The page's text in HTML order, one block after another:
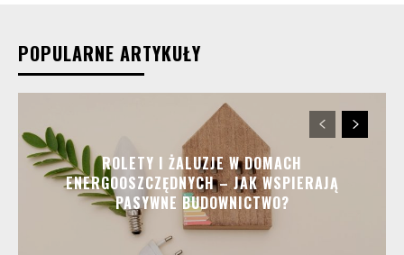
POPULARNE ARTYKUŁY
ROLETY I ŻALUZJE W DOMACH
ENERGOOSZCZĘDNYCH – JAK WSPIERAJĄ
PASYWNE BUDOWNICTWO?